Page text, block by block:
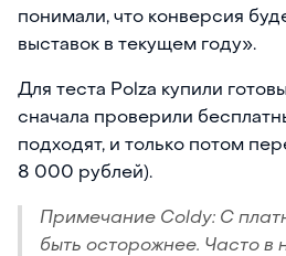
понимали, что конверсия
выставок в текущем году».
Для теста Polza купили
сначала проверили
подходят, и только потом
8 000 рублей).
Примечание Coldy: С
быть осторожнее. Часто в